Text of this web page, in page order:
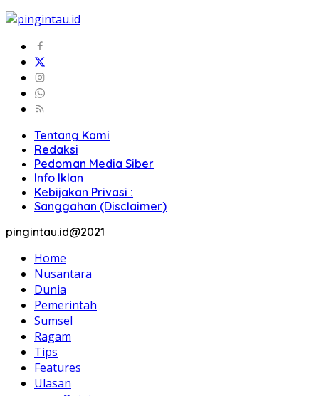
Tentang Kami
Redaksi
Pedoman Media Siber
Info Iklan
Kebijakan Privasi :
Sanggahan (Disclaimer)
pingintau.id@2021
Home
Nusantara
Dunia
Pemerintah
Sumsel
Ragam
Tips
Features
Ulasan